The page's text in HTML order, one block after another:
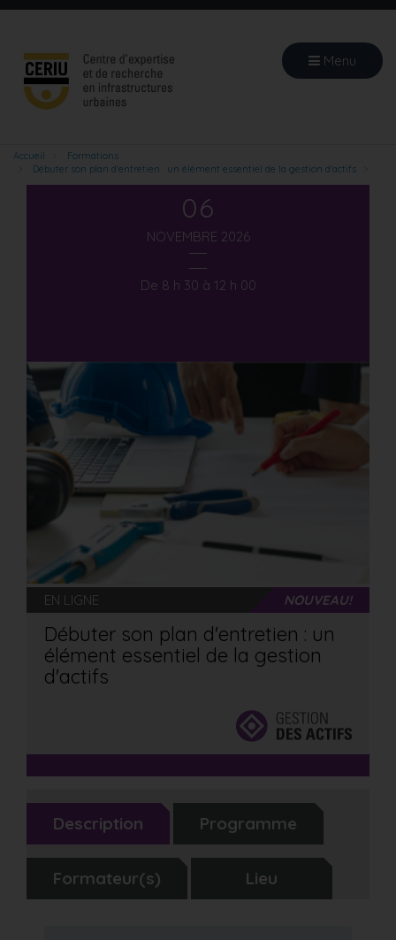
Aller
principal
Menu
Accueil
Formations
Débuter son plan d'entretien : un élément essentiel de la gestion d'actifs
06
NOVEMBRE 2026
De 8 h 30 à 12 h 00
EN LIGNE NOUVEAU!
Débuter son plan d'entretien : un
élément essentiel de la gestion
d'actifs
Description Programme
Formateur(s) Lieu